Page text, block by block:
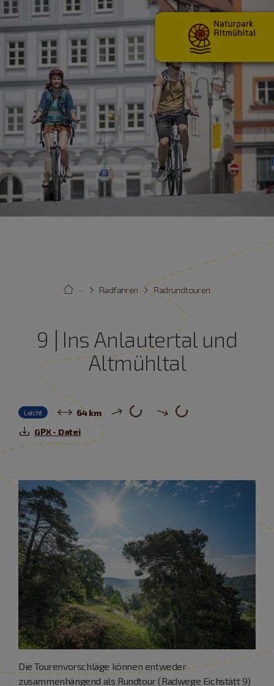
Radrundtouren
Radfahren
···
9 | Ins Anlautertal und
Altmühltal
Leicht
64 km
GPX - Datei
Die Tourenvorschläge können entweder
zusammenhängend als Rundtour (Radwege Eichstätt 9)